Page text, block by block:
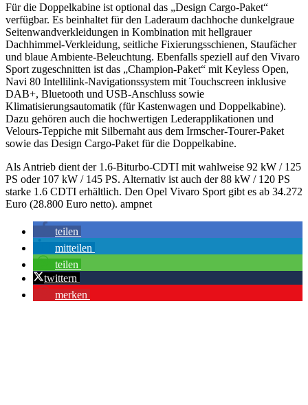
Für die Doppelkabine ist optional das „Design Cargo-Paket“
verfügbar. Es beinhaltet für den Laderaum dachhoche dunkelgraue
Seitenwandverkleidungen in Kombination mit hellgrauer
Dachhimmel-Verkleidung, seitliche Fixierungsschienen, Staufächer
und blaue Ambiente-Beleuchtung. Ebenfalls speziell auf den Vivaro
Sport zugeschnitten ist das „Champion-Paket“ mit Keyless Open,
Navi 80 Intellilink-Navigationssystem mit Touchscreen inklusive
DAB+, Bluetooth und USB-Anschluss sowie
Klimatisierungsautomatik (für Kastenwagen und Doppelkabine).
Dazu gehören auch die hochwertigen Lederapplikationen und
Velours-Teppiche mit Silbernaht aus dem Irmscher-Tourer-Paket
sowie das Design Cargo-Paket für die Doppelkabine.
Als Antrieb dient der 1.6-Biturbo-CDTI mit wahlweise 92 kW / 125
PS oder 107 kW / 145 PS. Alternativ ist auch der 88 kW / 120 PS
starke 1.6 CDTI erhältlich. Den Opel Vivaro Sport gibt es ab 34.272
Euro (28.800 Euro netto). ampnet
teilen
mitteilen
teilen
twittern
merken